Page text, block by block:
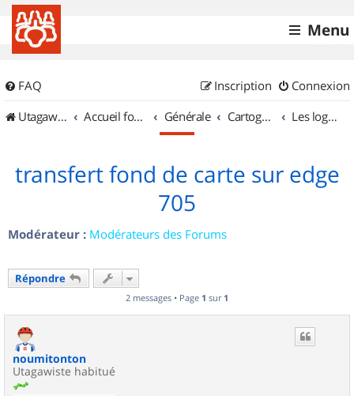
Menu
FAQ Connexion
Inscription
UtagawaVTT (Randos VTT et VTTAE avec traces GPS)
Accueil forum Générale Cartographie et GPS Les logiciels
transfert fond de carte sur edge
705
Modérateur : Modérateurs des Forums
Répondre
2 messages • Page 1 sur 1
noumitonton
Utagawiste habitué